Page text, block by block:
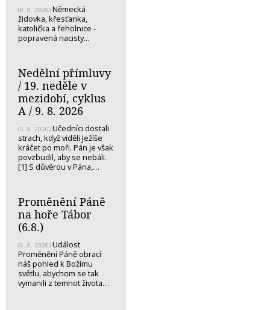
(8. 8. 2026) Německá
židovka, křesťanka,
katolička a řeholnice -
popravená nacisty...
Nedělní přímluvy
/ 19. neděle v
mezidobí, cyklus
A / 9. 8. 2026
(5. 8. 2026) Učedníci dostali
strach, když viděli Ježíše
kráčet po moři. Pán je však
povzbudil, aby se nebáli.
[1] S důvěrou v Pána,…
Proměnění Páně
na hoře Tábor
(6.8.)
(5. 8. 2026) Událost
Proměnění Páně obrací
náš pohled k Božímu
světlu, abychom se tak
vymanili z temnot života…